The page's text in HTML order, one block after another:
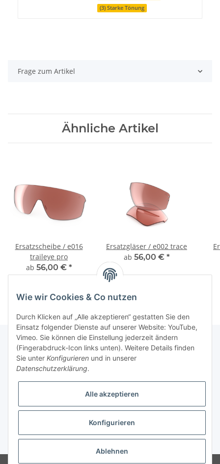
(3) Starke Tönung
Frage zum Artikel
Ähnliche Artikel
Ersatzscheibe / e016
traileye pro
ab 56,00 € *
Ersatzgläser / e002 trace
ab 56,00 € *
Fuss
News: Monate mit Beiträgen
* Alle Preise inkl. gesetzlicher USt.
Wie wir Cookies & Co nutzen
Durch Klicken auf „Alle akzeptieren“ gestatten Sie den
Einsatz folgender Dienste auf unserer Website: YouTube,
Vimeo. Sie können die Einstellung jederzeit ändern
(Fingerabdruck-Icon links unten). Weitere Details finden
Sie unter Konfigurieren und in unserer
Datenschutzerklärung.
Alle akzeptieren
Konfigurieren
Ablehnen